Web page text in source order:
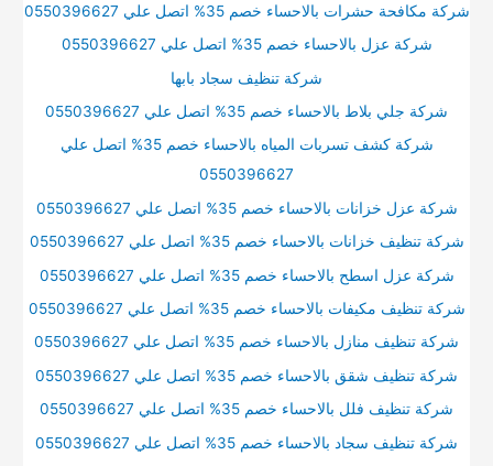
شركة مكافحة حشرات بالاحساء خصم 35% اتصل علي 0550396627
شركة عزل بالاحساء خصم 35% اتصل علي 0550396627
شركة تنظيف سجاد بابها
شركة جلي بلاط بالاحساء خصم 35% اتصل علي 0550396627
شركة كشف تسربات المياه بالاحساء خصم 35% اتصل علي
0550396627
شركة عزل خزانات بالاحساء خصم 35% اتصل علي 0550396627
شركة تنظيف خزانات بالاحساء خصم 35% اتصل علي 0550396627
شركة عزل اسطح بالاحساء خصم 35% اتصل علي 0550396627
شركة تنظيف مكيفات بالاحساء خصم 35% اتصل علي 0550396627
شركة تنظيف منازل بالاحساء خصم 35% اتصل علي 0550396627
شركة تنظيف شقق بالاحساء خصم 35% اتصل علي 0550396627
شركة تنظيف فلل بالاحساء خصم 35% اتصل علي 0550396627
شركة تنظيف سجاد بالاحساء خصم 35% اتصل علي 0550396627